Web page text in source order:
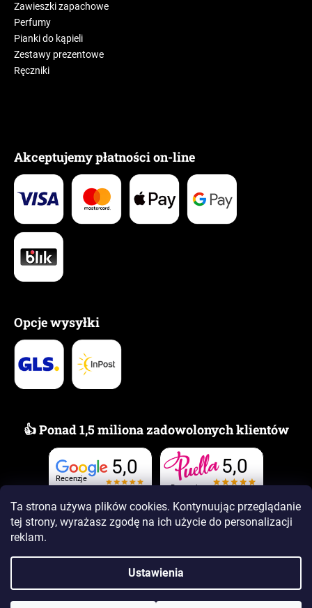
Ta strona używa plików cookies. Kontynuując przeglądanie
tej strony, wyrażasz zgodę na ich użycie do personalizacji
reklam.
Ustawienia
Zawieszki zapachowe
Perfumy
Pianki do kąpieli
Zestawy prezentowe
Ręczniki
Akceptujemy płatności on-line
Opcje wysyłki
👍 Ponad 1,5 miliona zadowolonych klientów
Recenzje
5,0
Recenzje
5,0
Copyright 2026www.PUELLAzapachy.pl. Wszystkie prawa